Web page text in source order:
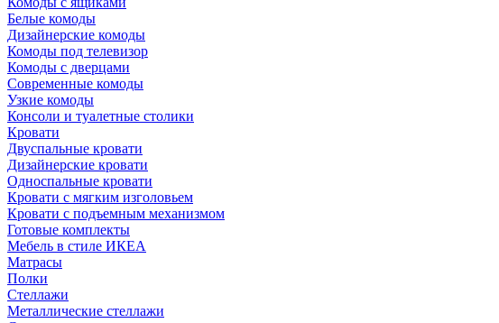
Белые комоды
Дизайнерские комоды
Комоды под телевизор
Комоды с дверцами
Современные комоды
Узкие комоды
Консоли и туалетные столики
Кровати
Двуспальные кровати
Дизайнерские кровати
Односпальные кровати
Кровати с мягким изголовьем
Кровати с подъемным механизмом
Готовые комплекты
Мебель в стиле ИКЕА
Матрасы
Полки
Стеллажи
Металлические стеллажи